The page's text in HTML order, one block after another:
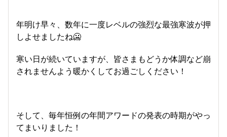
年明け早々、数年に一度レベルの強烈な最強寒波が押
しよせましたね🥶
寒い日が続いていますが、皆さまもどうか体調など崩
されませんよう暖かくしてお過ごしください！
そして、毎年恒例の年間アワードの発表の時期がやっ
てまいりました！